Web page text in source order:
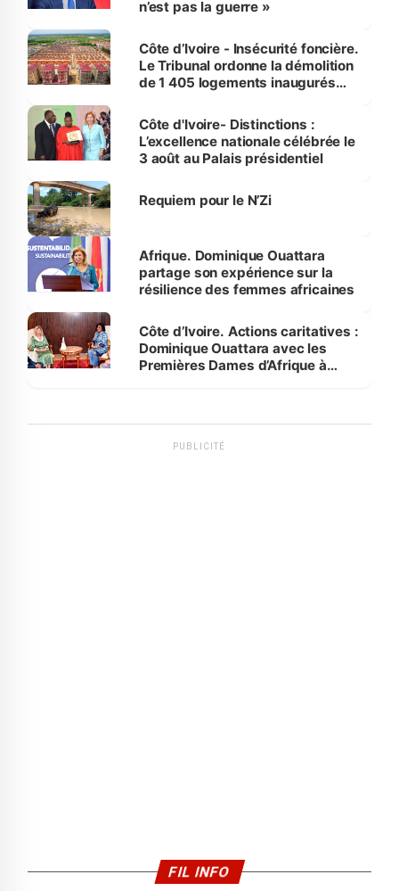
n’est pas la guerre »
Côte d’Ivoire - Insécurité foncière.
Le Tribunal ordonne la démolition
de 1 405 logements inaugurés
Bassam
Côte d'Ivoire- Distinctions :
L’excellence nationale célébrée le
3 août au Palais présidentiel
Requiem pour le N’Zi
Afrique. Dominique Ouattara
partage son expérience sur la
résilience des femmes africaines
Côte d’Ivoire. Actions caritatives :
Dominique Ouattara avec les
Premières Dames d’Afrique à
PUBLICITÉ
FIL INFO